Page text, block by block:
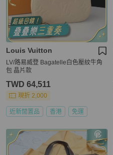
Louis Vuitton
LV/路易威登 Bagatelle白色壓紋牛角
包 晶片款
TWD 64,511
現折 2,000
近新閒置品 香港 免運